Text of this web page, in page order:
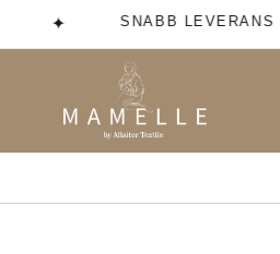
✦ SNABB LEVERANS